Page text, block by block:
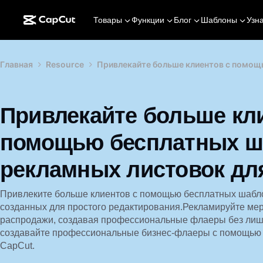
Товары Функции Блог Шаблоны
Главная Resource Привлекайте больше клиентов с
Привлекайте больше
помощью бесплатных
рекламных листовок
Привлеките больше клиентов с помощью бесплатных
созданных для простого редактирования.Рекламируйте
распродажи, создавая профессиональные флаеры без
создавайте профессиональные бизнес-флаеры с помощью
CapCut.